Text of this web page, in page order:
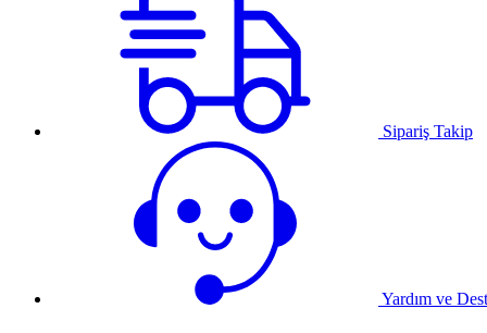
Sipariş Takip
Yardım ve